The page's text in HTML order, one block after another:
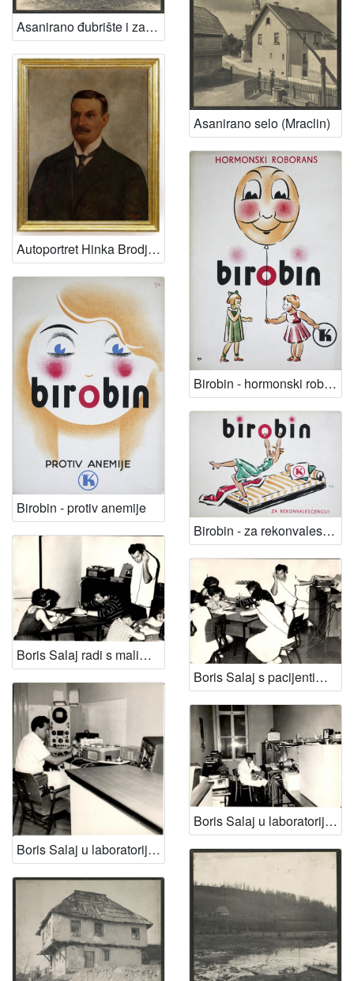
1
Asanirano đubrište i zahod (Mraclin)
Asanirano selo (Mraclin)
Autoportret Hinka Brodjovina
Birobin - hormonski roborans
Birobin - protiv anemije
Birobin - za rekonvalescencu!
Boris Salaj radi s malim pacijentima u Audiološkom centru u Draškovićevoj ulici u Zagrebu
Boris Salaj s pacijentima u Audiološkom centru u Draškovićevoj ulici u Zagrebu
Boris Salaj u laboratoriju Audiološkog centra u Draškovićevoj ulici u Zagrebu
Boris Salaj u laboratoriju Audiološkog centra u Zagrebu